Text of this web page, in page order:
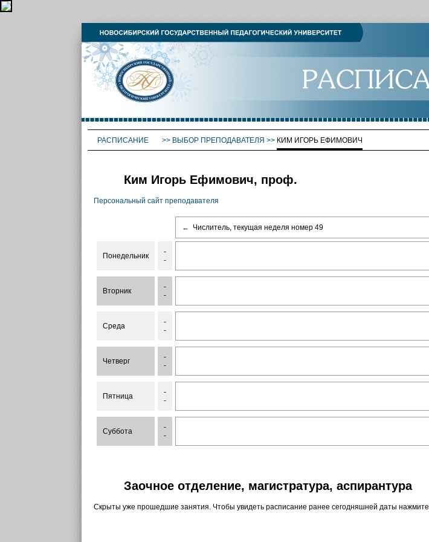
РАСПИСАНИЕ >> ВЫБОР ПРЕПОДАВАТЕЛЯ >> КИМ ИГОРЬ ЕФИМОВИЧ
Ким Игорь Ефимович, проф.
Персональный сайт преподавателя
← Числитель, текущая неделя номер 49
Понедельник
-
-
Вторник
-
-
Среда
-
-
Четверг
-
-
Пятница
-
-
Суббота
-
-
Заочное отделение, магистратура, аспирантура
Скрыты уже прошедшие занятия. Чтобы увидеть расписание ранее сегодняшней даты нажмите